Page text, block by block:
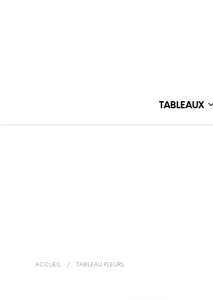
TABLEAUX
ACCUEIL / TABLEAU FLEURS